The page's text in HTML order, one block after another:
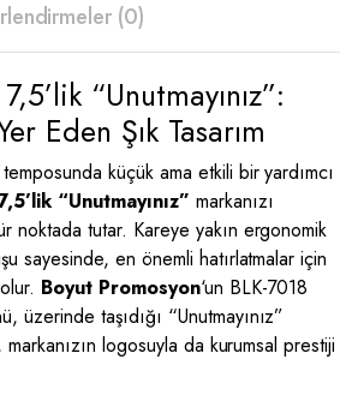
(0)
“Unutmayınız”:
Eden Şık Tasarım
küçük ama etkili bir yardımcı
“Unutmayınız” markanızı
noktada tutar. Kareye yakın ergonomik
sayesinde, en önemli hatırlatmalar için
Boyut Promosyon‘un BLK-7018
üzerinde taşıdığı “Unutmayınız”
logosuyla da kurumsal prestiji